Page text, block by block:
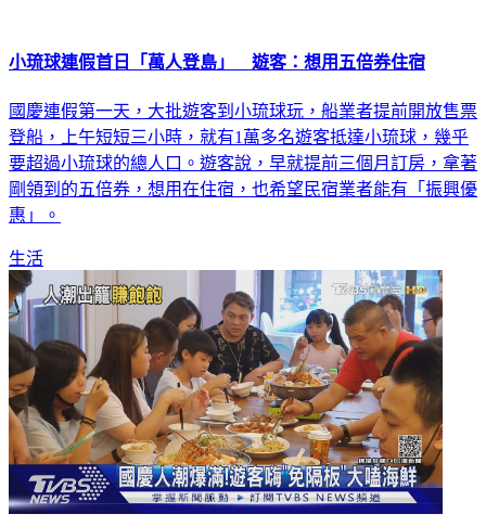
小琉球連假首日「萬人登島」 遊客：想用五倍券住宿
國慶連假第一天，大批遊客到小琉球玩，船業者提前開放售票
登船，上午短短三小時，就有1萬多名遊客抵達小琉球，幾乎
要超過小琉球的總人口。遊客說，早就提前三個月訂房，拿著
剛領到的五倍券，想用在住宿，也希望民宿業者能有「振興優
惠」。
生活